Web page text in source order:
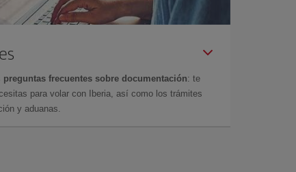
preguntas frecuentes sobre documentación: te
para volar con Iberia, así como los trámites
y aduanas.